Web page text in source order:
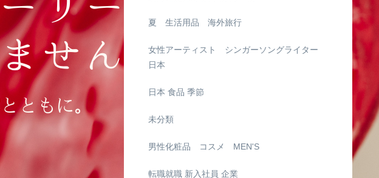
夏 生活用品 海外旅行
女性アーティスト シンガーソングライター
日本
日本 食品 季節
未分類
男性化粧品 コスメ MEN'S
転職就職 新入社員 企業